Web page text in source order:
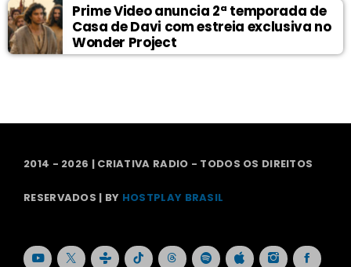
Prime Video anuncia 2ª temporada de
Casa de Davi com estreia exclusiva no
Wonder Project
2014 - 2026 | CRIATIVA RADIO - TODOS OS DIREITOS
RESERVADOS | BY HOSTPLAY BRASIL